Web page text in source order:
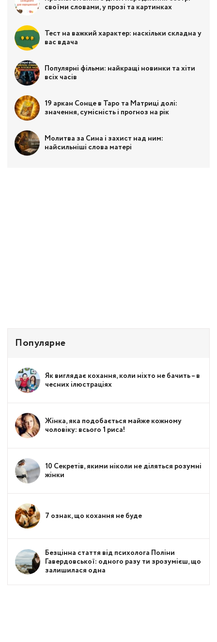
своїми словами, у прозі та картинках
Тест на важкий характер: наскільки складна у
вас вдача
Популярні фільми: найкращі новинки та хіти
всіх часів
19 аркан Сонце в Таро та Матриці долі:
значення, сумісність і прогноз на рік
Молитва за Сина і захист над ним:
найсильніші слова матері
Популярне
Як виглядає кохання, коли ніхто не бачить – в
чесних ілюстраціях
Жінка, яка подобається майже кожному
чоловіку: всього 1 риса!
10 Секретів, якими ніколи не діляться розумні
жінки
7 ознак, що кохання не буде
Безцінна стаття від психолога Поліни
Гавердовської: одного разу ти зрозумієш, що
залишилася одна